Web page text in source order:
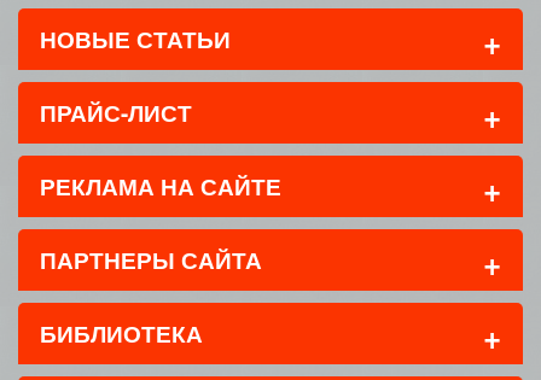
НОВЫЕ СТАТЬИ +
ПРАЙС-ЛИСТ +
РЕКЛАМА НА САЙТЕ +
ПАРТНЕРЫ САЙТА +
БИБЛИОТЕКА +